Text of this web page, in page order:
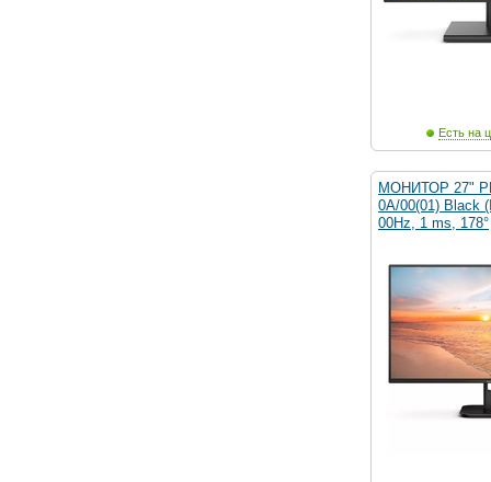
Есть на
МОНИТОР 27"
0A/00(01) Black
00Hz, 1 ms, 178°